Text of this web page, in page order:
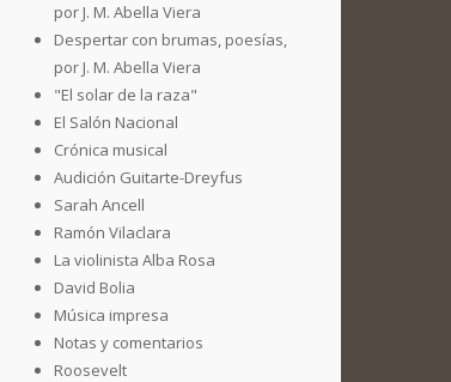
por J. M. Abella Viera
Despertar con brumas, poesías,
por J. M. Abella Viera
"El solar de la raza"
El Salón Nacional
Crónica musical
Audición Guitarte-Dreyfus
Sarah Ancell
Ramón Vilaclara
La violinista Alba Rosa
David Bolia
Música impresa
Notas y comentarios
Roosevelt